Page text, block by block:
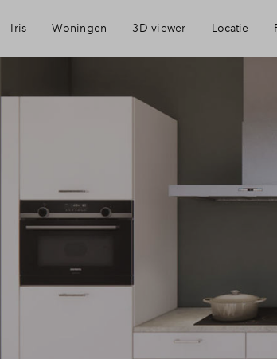
Iris Woningen 3D viewer Locatie
Visie
Nijmegen